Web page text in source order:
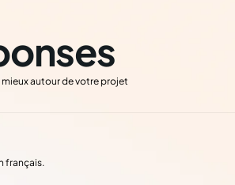
autour de votre projet
français.